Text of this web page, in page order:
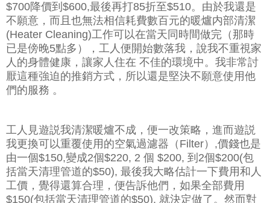
$700降價到$600,最後再打85折至$510。由於我還是
不願意，而且也無法相信耗費數百元的暖爐内部清潔
(Heater Cleaning)工作可以在當天同時間做完（那時
已是傍晚5點多），工人便開始數落我，說我不重視家
人的身體健康，讓家人住在 不佳的環境中。我非常討
厭這種強迫的推銷方式，所以還是堅決不願意使用他
們的服務 。
工人見遊説我清潔暖爐不成，便一改策略，進而遊説
我更換可以重覆使用的空氣過濾器（Filter）,價錢也是
由一個$150,變成2個$220, 2 個 $200, 到2個$200(包
括當天清理管道的$50), 最後我大略估計一下費用和人
工價，覺得還算合理，便告訴他們，如果全部費用
$150(包括當天清理管道的$50), 就決定做了。然而對